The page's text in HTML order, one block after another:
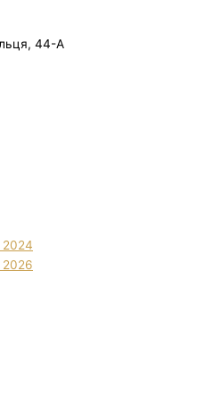
44-А
2024
2026